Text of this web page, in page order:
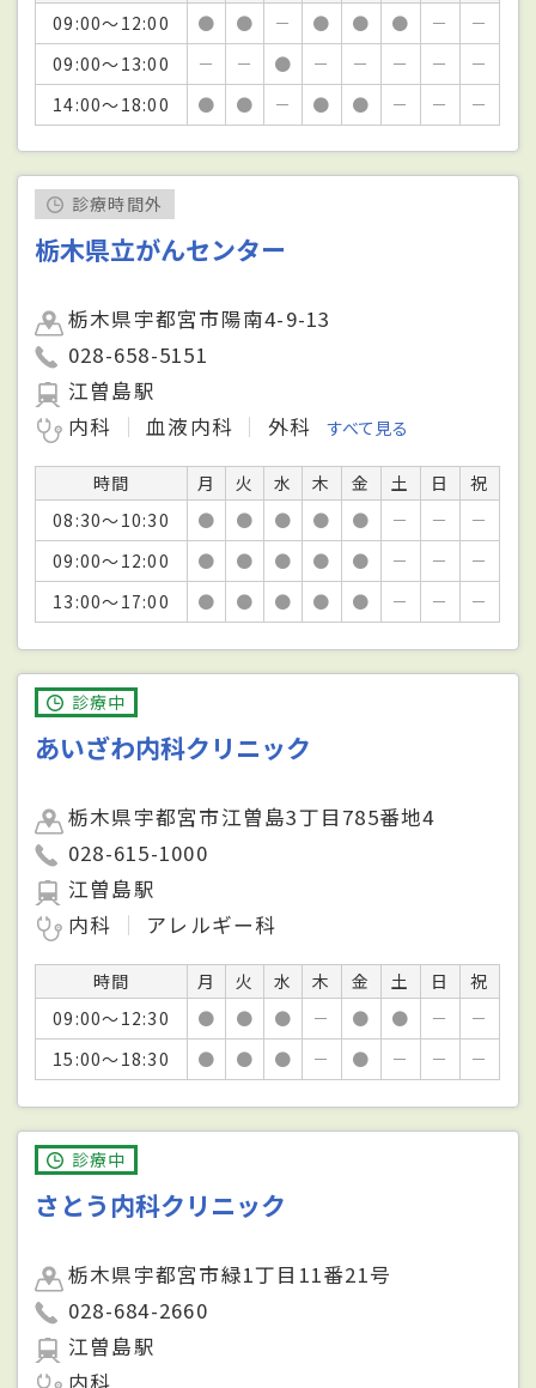
09:00～12:00
● ● － ● ● ● －
－
09:00～13:00
－ － ● － － － －
－
14:00～18:00
● ● － ● ● － － －
診療時間外
栃木県立がんセンター
栃木県宇都宮市陽南4-9-13
028-658-5151
江曽島駅
内科
血液内科 外科 すべて見る
時間 月 火 水 木 金 土 日
祝
08:30～10:30
● ● ● ● ● － －
－
09:00～12:00
● ● ● ● ● － －
－
13:00～17:00
● ● ● ● ● － － －
診療中
あいざわ内科クリニック
栃木県宇都宮市江曽島3丁目785番地4
028-615-1000
江曽島駅
内科
アレルギー科
時間 月 火 水 木 金 土 日
祝
09:00～12:30
● ● ● － ● ● －
－
15:00～18:30
● ● ● － ● － － －
診療中
さとう内科クリニック
栃木県宇都宮市緑1丁目11番21号
028-684-2660
江曽島駅